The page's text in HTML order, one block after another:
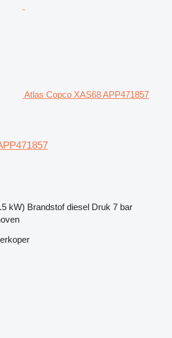
Atlas Copco XAS68 APP471857
kW) Brandstof diesel Druk 7 bar